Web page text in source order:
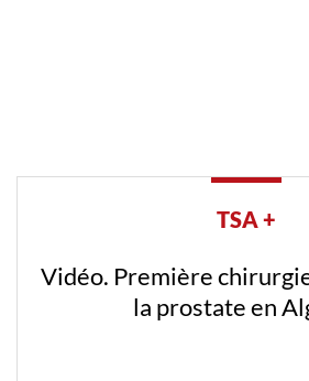
TSA +
Vidéo. Première
la prostate en